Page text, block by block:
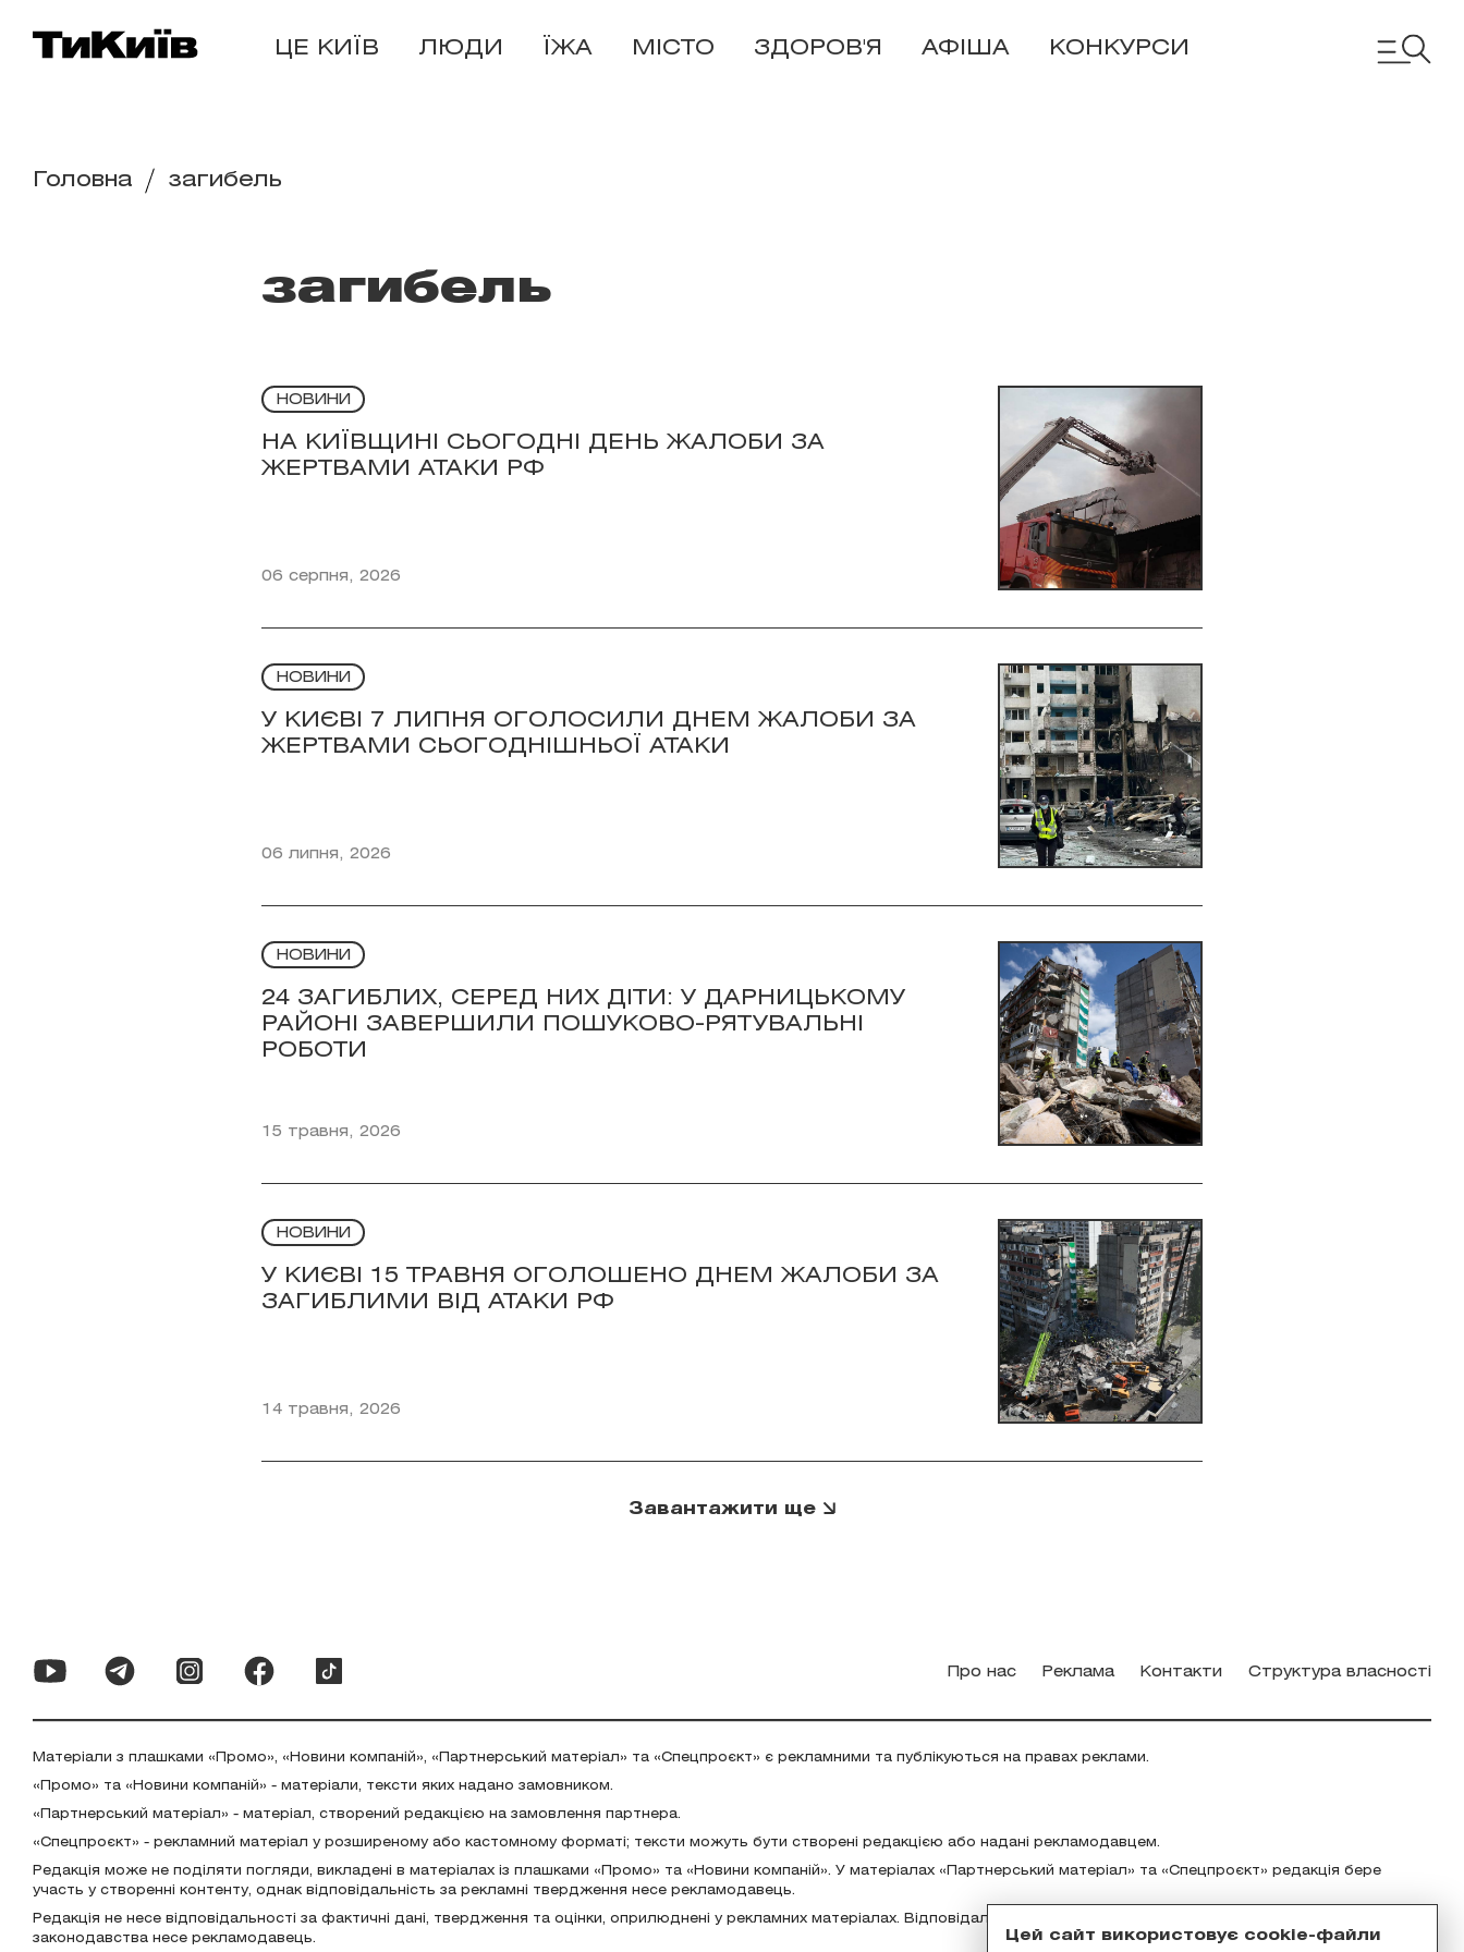
ЦЕ КИЇВ ЛЮДИ ЇЖА МІСТО ЗДОРОВ'Я АФІША КОНКУРСИ
Головна загибель
загибель
НОВИНИ
НА КИЇВЩИНІ СЬОГОДНІ ДЕНЬ ЖАЛОБИ ЗА
ЖЕРТВАМИ АТАКИ РФ
06 серпня, 2026
НОВИНИ
У КИЄВІ 7 ЛИПНЯ ОГОЛОСИЛИ ДНЕМ ЖАЛОБИ ЗА
ЖЕРТВАМИ СЬОГОДНІШНЬОЇ АТАКИ
06 липня, 2026
НОВИНИ
24 ЗАГИБЛИХ, СЕРЕД НИХ ДІТИ: У ДАРНИЦЬКОМУ
РАЙОНІ ЗАВЕРШИЛИ ПОШУКОВО-РЯТУВАЛЬНІ
РОБОТИ
15 травня, 2026
НОВИНИ
У КИЄВІ 15 ТРАВНЯ ОГОЛОШЕНО ДНЕМ ЖАЛОБИ ЗА
ЗАГИБЛИМИ ВІД АТАКИ РФ
14 травня, 2026
Завантажити ще
Цей сайт використовує cookie-файли
Про нас Реклама Контакти Структура власності
Матеріали з плашками «Промо», «Новини компаній», «Партнерський матеріал» та «Спецпроєкт» є рекламними та публікуються на правах реклами.
«Промо» та «Новини компаній» - матеріали, тексти яких надано замовником.
«Партнерський матеріал» - матеріал, створений редакцією на замовлення партнера.
«Спецпроєкт» - рекламний матеріал у розширеному або кастомному форматі; тексти можуть бути створені редакцією або надані рекламодавцем.
Редакція може не поділяти погляди, викладені в матеріалах із плашками «Промо» та «Новини компаній». У матеріалах «Партнерський матеріал» та «Спецпроєкт» редакція бере
участь у створенні контенту, однак відповідальність за рекламні твердження несе рекламодавець.
Редакція не несе відповідальності за фактичні дані, твердження та оцінки, оприлюднені у рекламних матеріалах. Відповідальність за зміст реклами відповідно до українського
законодавства несе рекламодавець.